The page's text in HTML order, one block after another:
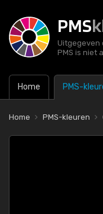
PMS
Uitgegeven
PMS is niet
Home PMS-
Home PMS-kleuren